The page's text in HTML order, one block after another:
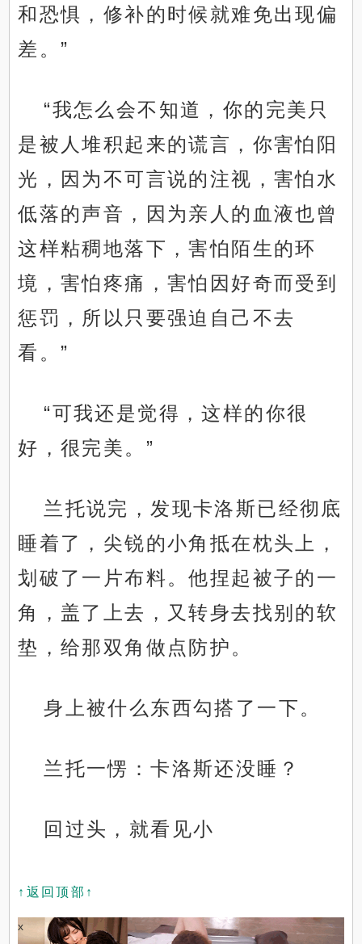
和恐惧，修补的时候就难免出现偏
差。”
“我怎么会不知道，你的完美只
是被人堆积起来的谎言，你害怕阳
光，因为不可言说的注视，害怕水
低落的声音，因为亲人的血液也曾
这样粘稠地落下，害怕陌生的环
境，害怕疼痛，害怕因好奇而受到
惩罚，所以只要强迫自己不去
看。”
“可我还是觉得，这样的你很
好，很完美。”
兰托说完，发现卡洛斯已经彻底
睡着了，尖锐的小角抵在枕头上，
划破了一片布料。他捏起被子的一
角，盖了上去，又转身去找别的软
垫，给那双角做点防护。
身上被什么东西勾搭了一下。
兰托一愣：卡洛斯还没睡？
回过头，就看见小
↑返回顶部↑
x